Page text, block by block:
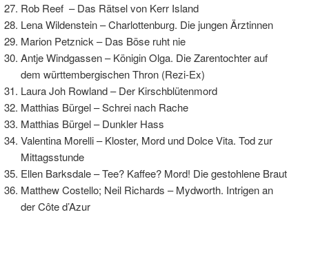
Rob Reef – Das Rätsel von Kerr Island
Lena Wildenstein – Charlottenburg. Die jungen Ärztinnen
Marion Petznick – Das Böse ruht nie
Antje Windgassen – Königin Olga. Die Zarentochter auf
dem württembergischen Thron (Rezi-Ex)
Laura Joh Rowland – Der Kirschblütenmord
Matthias Bürgel – Schrei nach Rache
Matthias Bürgel – Dunkler Hass
Valentina Morelli – Kloster, Mord und Dolce Vita. Tod zur
Mittagsstunde
Ellen Barksdale – Tee? Kaffee? Mord! Die gestohlene Braut
Matthew Costello; Neil Richards – Mydworth. Intrigen an
der Côte d’Azur